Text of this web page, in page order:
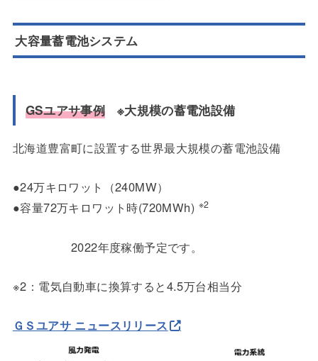
大容量蓄電池システム
GSユアサ事例※大規模の蓄電池設備
北海道豊富町に設置する世界最大規模の蓄電池設備
●24万キロワット（240MW）
●容量72万キロワット時(720MWh) ※2
2022年度稼働予定です。
※2：電気自動車に換算すると4.5万台相当分
ＧＳユアサ ニュースリリース